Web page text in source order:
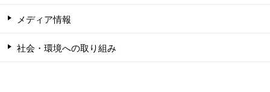
メディア情報
社会・環境への取り組み